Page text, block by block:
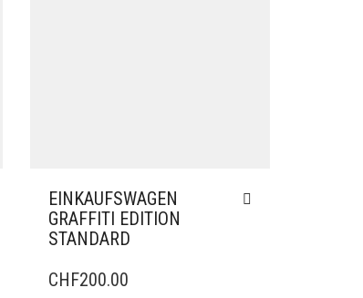
EINKAUFSWAGEN
GRAFFITI EDITION
STANDARD
CHF200.00